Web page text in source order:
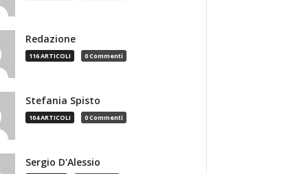
Redazione
116 ARTICOLI 0 Commenti
Stefania Spisto
104 ARTICOLI 0 Commenti
Sergio D'Alessio